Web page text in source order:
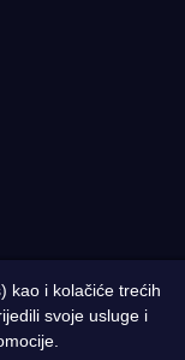
| Designed by
kao i kolačiće trećih
svoje usluge i